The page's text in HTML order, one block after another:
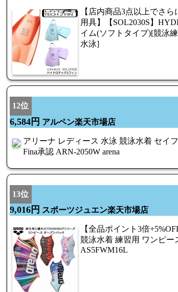
【店内商品3点以上でさ
用具】【SOL2030S】
イム(ソフトタイプ)[競泳
水泳]
12位
6,584円 アルペン楽天市場店
アリーナ レディース 水泳 競泳水着 セイ
Fina承認 ARN-2050W arena
13位
9,016円 スポーツジュエン楽天市場店
【全品ポイント3倍
競泳水着 練習用 ワンピー
AS5FWM16L